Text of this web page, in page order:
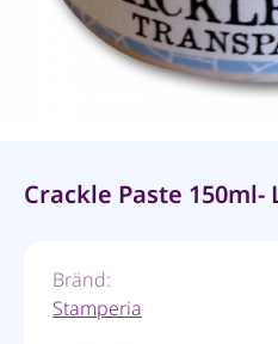
Crackle Paste
Bränd:
Stamperia